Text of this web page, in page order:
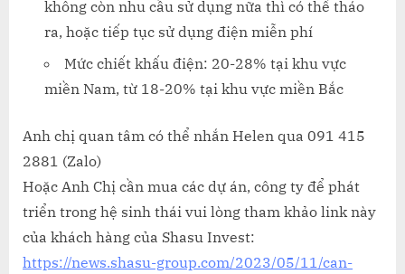
không còn nhu cầu sử dụng nữa thì có thể tháo
ra, hoặc tiếp tục sử dụng điện miễn phí
Mức chiết khấu điện: 20-28% tại khu vực
miền Nam, từ 18-20% tại khu vực miền Bắc
Anh chị quan tâm có thể nhắn Helen qua 091 415
2881 (Zalo)
Hoặc Anh Chị cần mua các dự án, công ty để phát
triển trong hệ sinh thái vui lòng tham khảo link này
của khách hàng của Shasu Invest:
https://news.shasu-group.com/2023/05/11/can-